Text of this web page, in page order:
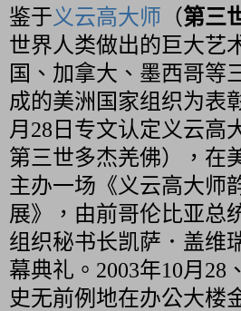
鉴于义云高大师 （第三
世界人类做出的巨大艺
国、加拿大、墨西哥等
成的美洲国家组织为表
月28日专文认定义云高
第三世多杰羌佛），在
主办一场《义云高大师
展》，由前哥伦比亚总
组织秘书长凯萨．盖维
幕典礼。2003年10月28
史无前例地在办公大楼